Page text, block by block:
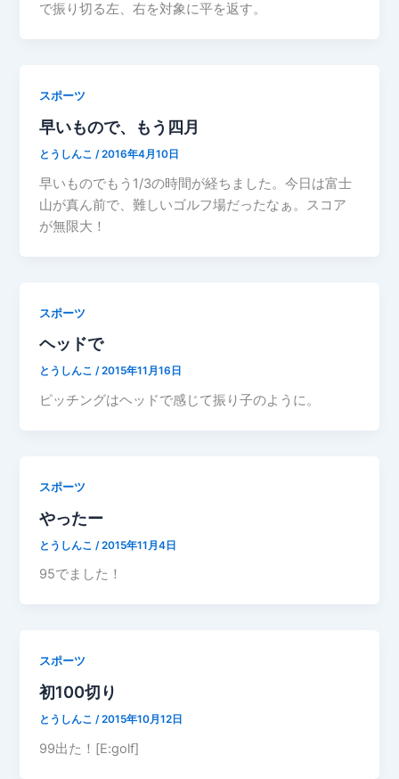
で振り切る左、右を対象に平を返す。
スポーツ
早いもので、もう四月
とうしんこ /2016年4月10日
早いものでもう1/3の時間が経ちました。今日は富士
山が真ん前で、難しいゴルフ場だったなぁ。スコア
が無限大！
スポーツ
ヘッドで
とうしんこ/2015年11月16日
ピッチングはヘッドで感じて振り子のように。
スポーツ
やったー
とうしんこ /2015年11月4日
95でました！
スポーツ
初100切り
とうしんこ/2015年10月12日
99出た！[E:golf]